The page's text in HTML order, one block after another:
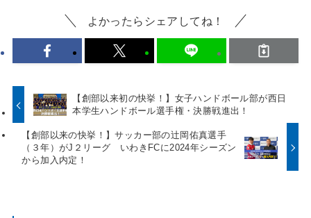
よかったらシェアしてね！
【創部以来初の快挙！】女子ハンドボール部が西日
本学生ハンドボール選手権・決勝戦進出！
【創部以来の快挙！】サッカー部の辻岡佑真選手
（３年）がJ２リーグ いわきFCに2024年シーズン
から加入内定！